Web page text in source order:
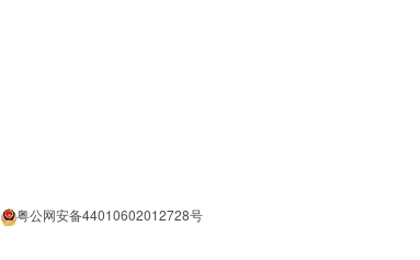
粤公网安备44010602012728号